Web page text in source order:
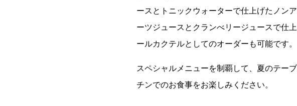
ースとトニックウォーターで仕上げたノン
ーツジュースとクランべリージュースで仕
ールカクテルとしてのオーダーも可能です。
スペシャルメニューを制覇して、夏のテー
チンでのお食事をお楽しみください。